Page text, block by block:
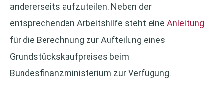
andererseits aufzuteilen. Neben der
entsprechenden Arbeitshilfe steht eine Anleitung
für die Berechnung zur Aufteilung eines
Grundstückskaufpreises beim
Bundesfinanzministerium zur Verfügung.